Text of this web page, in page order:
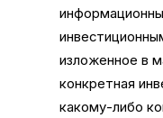
изложенное в
конкретная
какому-либо